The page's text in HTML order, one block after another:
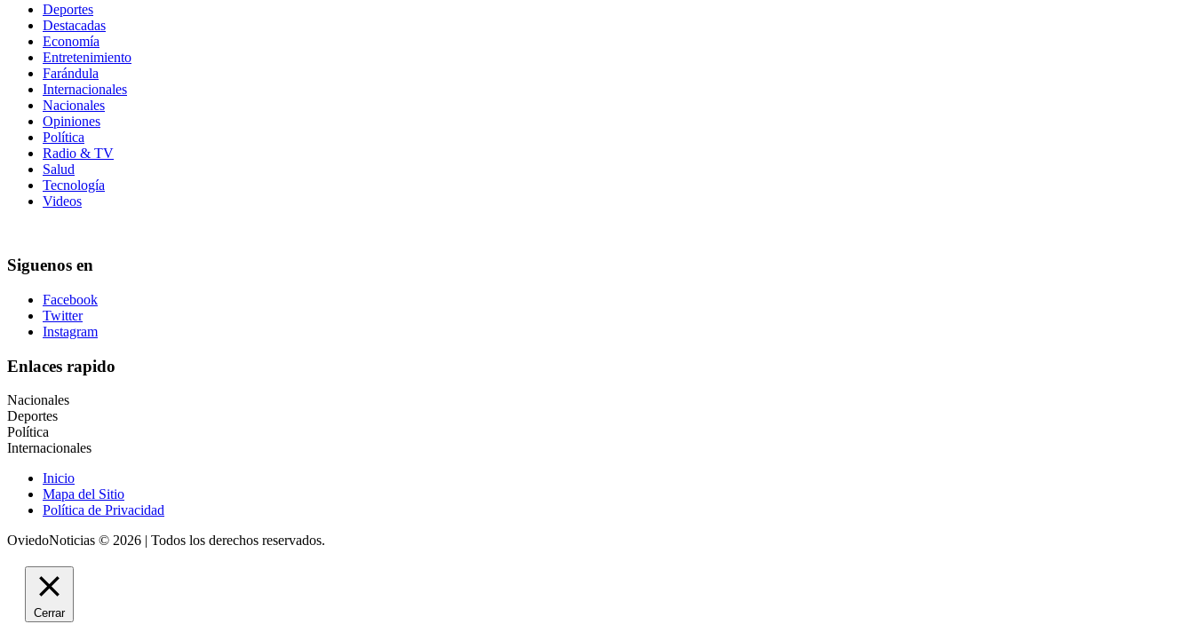
Deportes
Destacadas
Economía
Entretenimiento
Farándula
Internacionales
Nacionales
Opiniones
Política
Radio & TV
Salud
Tecnología
Videos
Siguenos en
Facebook
Twitter
Instagram
Enlaces rapido
Nacionales
Deportes
Política
Internacionales
Inicio
Mapa del Sitio
Política de Privacidad
OviedoNoticias © 2026 | Todos los derechos reservados.
Cerrar